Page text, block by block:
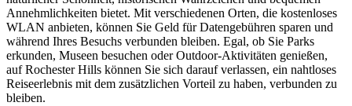
Annehmlichkeiten bietet. Mit verschiedenen Orten, die kostenloses
WLAN anbieten, können Sie Geld für Datengebühren sparen und
während Ihres Besuchs verbunden bleiben. Egal, ob Sie Parks
erkunden, Museen besuchen oder Outdoor-Aktivitäten genießen,
auf Rochester Hills können Sie sich darauf verlassen, ein nahtloses
Reiseerlebnis mit dem zusätzlichen Vorteil zu haben, verbunden zu
bleiben.